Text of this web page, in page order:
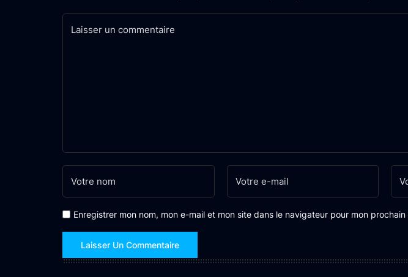
Enregistrer mon nom, mon e-mail et mon site dans le navigateur pour mon